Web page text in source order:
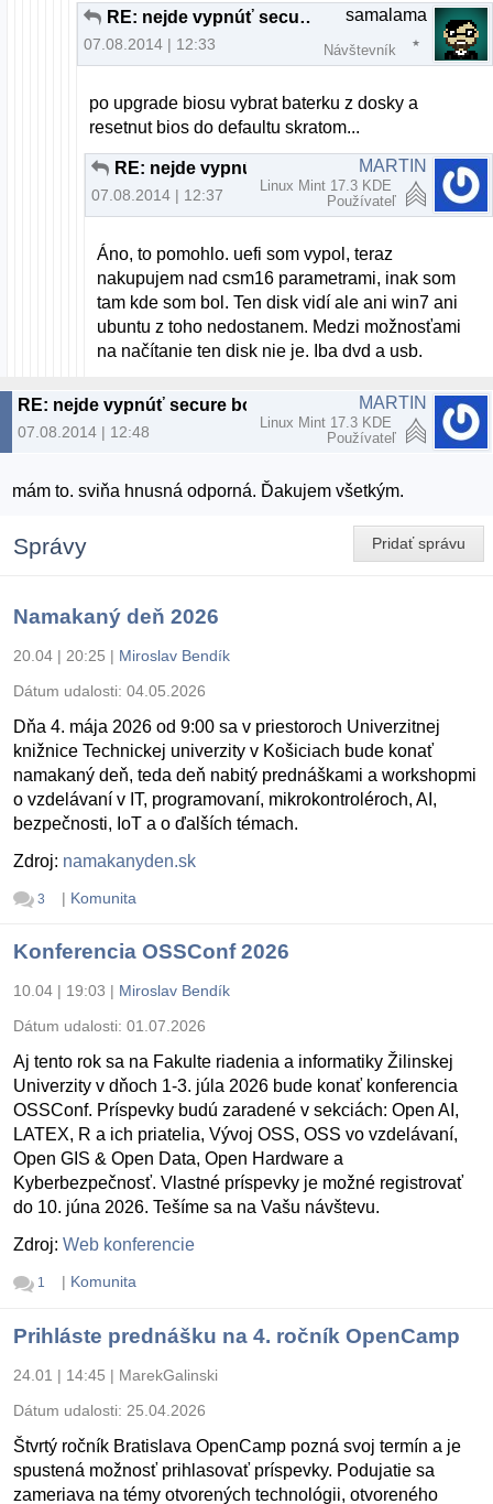
RE: nejde vypnúť secure boot
07.08.2014 | 12:33
samalama
Návštevník
po upgrade biosu vybrat baterku z dosky a
resetnut bios do defaultu skratom...
07.08.2014 | 12:37
MARTIN
Linux Mint 17.3 KDE
Používateľ
Áno, to pomohlo. uefi som vypol, teraz
nakupujem nad csm16 parametrami, inak som
tam kde som bol. Ten disk vidí ale ani win7 ani
ubuntu z toho nedostanem. Medzi možnosťami
na načítanie ten disk nie je. Iba dvd a usb.
RE: nejde vypnúť secure boot
07.08.2014 | 12:48
MARTIN
Linux Mint 17.3 KDE
Používateľ
mám to. sviňa hnusná odporná. Ďakujem všetkým.
Pridať správu
Správy
Namakaný deň 2026
20.04 | 20:25 | Miroslav Bendík
Dátum udalosti: 04.05.2026
Dňa 4. mája 2026 od 9:00 sa v priestoroch Univerzitnej
knižnice Technickej univerzity v Košiciach bude konať
namakaný deň, teda deň nabitý prednáškami a workshopmi
o vzdelávaní v IT, programovaní, mikrokontroléroch, AI,
bezpečnosti, IoT a o ďalších témach.
Zdroj: namakanyden.sk
3 | Komunita
Konferencia OSSConf 2026
10.04 | 19:03 | Miroslav Bendík
Dátum udalosti: 01.07.2026
Aj tento rok sa na Fakulte riadenia a informatiky Žilinskej
Univerzity v dňoch 1-3. júla 2026 bude konať konferencia
OSSConf. Príspevky budú zaradené v sekciách: Open AI,
LATEX, R a ich priatelia, Vývoj OSS, OSS vo vzdelávaní,
Open GIS & Open Data, Open Hardware a
Kyberbezpečnosť. Vlastné príspevky je možné registrovať
do 10. júna 2026. Tešíme sa na Vašu návštevu.
Zdroj: Web konferencie
1 | Komunita
Prihláste prednášku na 4. ročník OpenCamp
24.01 | 14:45 | MarekGalinski
Dátum udalosti: 25.04.2026
Štvrtý ročník Bratislava OpenCamp pozná svoj termín a je
spustená možnosť prihlasovať príspevky. Podujatie sa
zameriava na témy otvorených technológii, otvoreného